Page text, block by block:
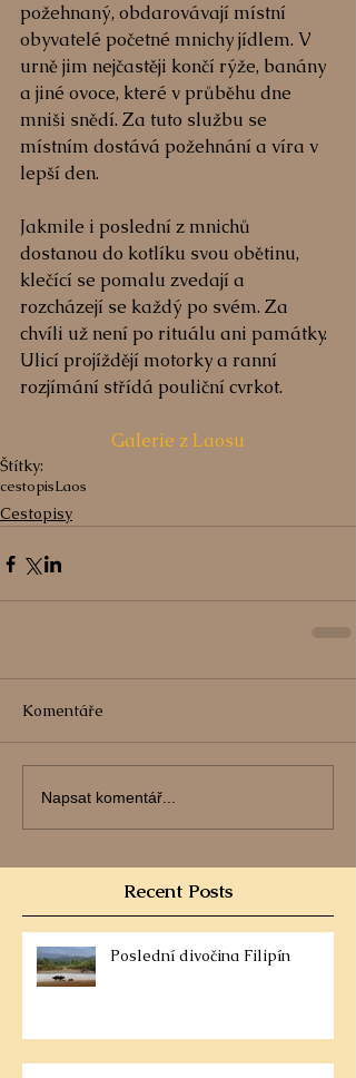
požehnaný, obdarovávají místní
obyvatelé početné mnichy jídlem. V
urně jim nejčastěji končí rýže, banány
a jiné ovoce, které v průběhu dne
mniši snědí. Za tuto službu se
místním dostává požehnání a víra v
lepší den.
Jakmile i poslední z mnichů
dostanou do kotlíku svou obětinu,
klečící se pomalu zvedají a
rozcházejí se každý po svém. Za
chvíli už není po rituálu ani památky.
Ulicí projíždějí motorky a ranní
rozjímání střídá pouliční cvrkot.
Galerie z Laosu
Štítky:
cestopisLaos
Cestopisy
Komentáře
Napsat komentář...
Recent Posts
Poslední divočina Filipín